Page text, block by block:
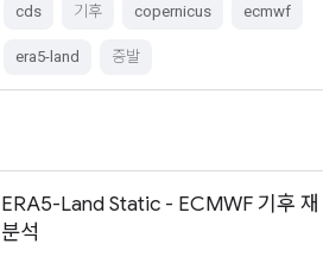
cds 기후 copernicus ecmwf
era5-land 증발
ERA5-Land Static - ECMWF 기후 재
분석